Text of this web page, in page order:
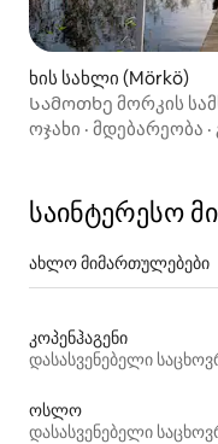
ხის სახლი (Mörkö)
Სამოთხე მორკის
ოჯახი · მდებარეობა ·
საინტერესო
ახლო მიმართულებები
კოპენჰაგენი
ოსლო